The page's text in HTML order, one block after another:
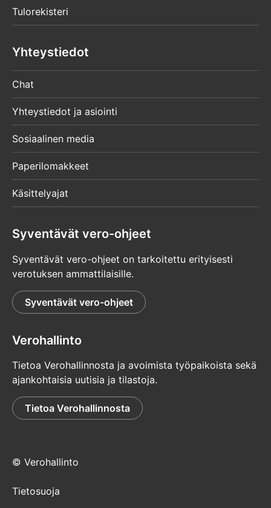
Tulorekisteri
Yhteystiedot
Chat
Yhteystiedot ja asiointi
Sosiaalinen media
Paperilomakkeet
Käsittelyajat
Syventävät vero-ohjeet
Syventävät vero-ohjeet on tarkoitettu erityisesti
verotuksen ammattilaisille.
Syventävät vero-ohjeet
Verohallinto
Tietoa Verohallinnosta ja avoimista työpaikoista sekä
ajankohtaisia uutisia ja tilastoja.
Tietoa Verohallinnosta
© Verohallinto
Tietosuoja